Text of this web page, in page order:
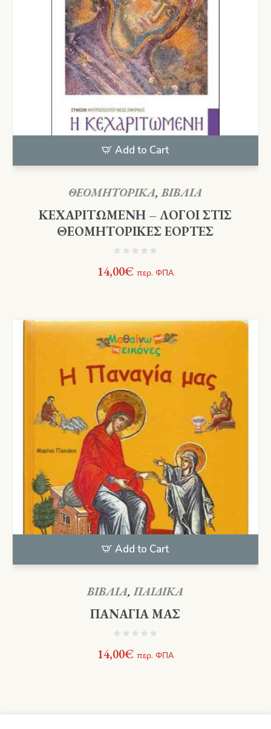
Add to Cart
ΘΕΟΜΗΤΟΡΙΚΑ,ΒΙΒΛΙΑ
ΚΕΧΑΡΙΤΩΜΕΝΗ – ΛΟΓΟΙ ΣΤΙΣ
ΘΕΟΜΗΤΟΡΙΚΕΣ ΕΟΡΤΕΣ
14,00€ περ. ΦΠΑ
Add to Cart
ΒΙΒΛΙΑ,ΠΑΙΔΙΚΑ
ΠΑΝΑΓΙΑ ΜΑΣ
14,00€ περ. ΦΠΑ